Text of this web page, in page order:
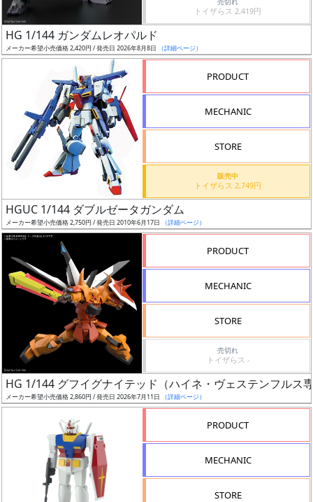
日
発
売
シュ
通知
対象
ャ
ラ
リ
あ
り
定
予
定
トイザらス 2,419円
HG 1/144 ガンダムレオパルド
メーカー希望小売価格 2,420円 / 発売日 2026年8月8日 （詳細ページ）
PRODUCT
MECHANIC
STORE
販売中
トイザらス 2,749円
HGUC 1/144 ダブルゼータガンダム
メーカー希望小売価格 2,750円 / 発売日 2010年6月17日 （詳細ページ）
PRODUCT
MECHANIC
STORE
売切れ
トイザらス -
HG 1/144 グフイグナイテッド（ハイネ・ヴェステンフルス
メーカー希望小売価格 2,860円 / 発売日 2026年7月11日 （詳細ページ）
PRODUCT
MECHANIC
STORE